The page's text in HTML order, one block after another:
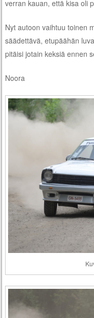
verran kauan, että kisa oli
Nyt autoon vaihtuu toinen
säädettävä, etupäähän
pitäisi jotain keksiä ennen
Noora